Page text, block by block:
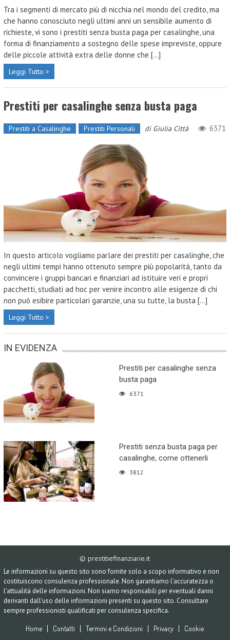
Tra i segmenti di mercato più di nicchia nel mondo del credito, ma
che hanno conosciuto negli ultimi anni un sensibile aumento di
richieste, vi sono i prestiti senza busta paga per casalinghe, una
forma di finanziamento a sostegno delle spese impreviste, oppure
delle piccole attività extra delle donne che [...]
Leggi Tutto >
Prestiti per casalinghe senza busta paga
Prestiti a Casalinghe Prestiti Personali di Giulia Città 6371
In questo articolo vogliamo parlare dei prestiti per casalinghe, che
negli ultimi tempi hanno ottenuto sempre più popolarità, tanto da
convincere i gruppi bancari e finanziari ad istituire veri e propri
pacchetti, studiati ad hoc per venire incontro alle esigenze di chi
non può esibire particolari garanzie, una su tutte, la busta [...]
Leggi Tutto >
IN EVIDENZA
Prestiti per casalinghe senza
busta paga
6371
Prestiti senza busta paga per
casalinghe, come ottenerli
3812
© prestitiefinanziarie.it
Le informazioni su questo sito sono fornite solo a scopo informativo e non
costituiscono consulenza professionale. Non garantiamo l'accuratezza o
l'attualità delle informazioni. Non siamo responsabili per eventuali danni
derivanti dall'uso delle informazioni presenti su questo sito. Consultare
sempre professionisti qualificati per consulenza specifica.
Home Contatti Termini e Condizioni Privacy Cookie